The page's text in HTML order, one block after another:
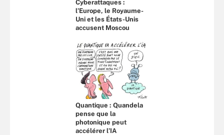
Cyberattaques :
l’Europe, le Royaume-
Uni et les États-Unis
accusent Moscou
Quantique : Quandela
pense que la
photonique peut
accélérer l’IA